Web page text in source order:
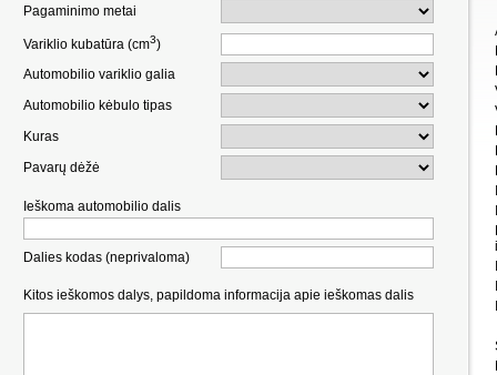
Pagaminimo metai
Variklio kubatūra (cm3)
Automobilio variklio galia
Automobilio kėbulo tipas
Kuras
Pavarų dėžė
Ieškoma automobilio dalis
Dalies kodas (neprivaloma)
Kitos ieškomos dalys, papildoma informacija apie ieškomas dalis